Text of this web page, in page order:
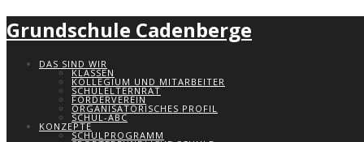
Grundschule Cadenberge
DAS SIND WIR
KLASSEN
KOLLEGIUM UND MITARBEITER
SCHULELTERNRAT
FÖRDERVEREIN
ORGANISATORISCHES PROFIL
SCHUL-ABC
KONZEPTE
SCHULPROGRAMM